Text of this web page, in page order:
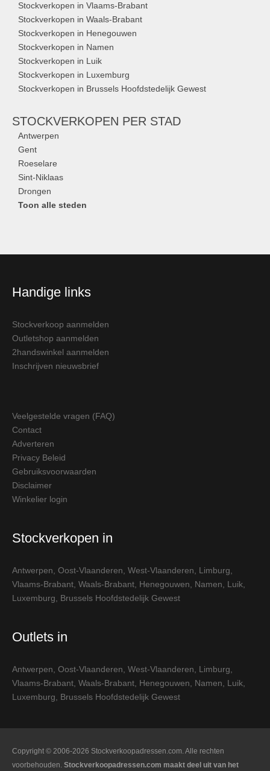
Stockverkopen in Vlaams-Brabant
Stockverkopen in Waals-Brabant
Stockverkopen in Henegouwen
Stockverkopen in Namen
Stockverkopen in Luik
Stockverkopen in Luxemburg
Stockverkopen in Brussels Hoofdstedelijk Gewest
STOCKVERKOPEN PER STAD
Antwerpen
Gent
Roeselare
Sint-Niklaas
Drongen
Toon alle steden
Handige links
Stockverkoop aanmelden
Outletshop aanmelden
2handswinkel aanmelden
Inschrijven nieuwsbrief
Veelgestelde vragen (FAQ)
Contact
Adverteren
Privacy Beleid
Gebruiksvoorwaarden
Disclaimer
Winkelier login
Stockverkopen in
Antwerpen Oost-Vlaanderen West-Vlaanderen Limburg
Vlaams-Brabant Waals-Brabant Henegouwen Namen Luik
Luxemburg
Brussels Hoofdstedelijk Gewest
Outlets in
Antwerpen Oost-Vlaanderen West-Vlaanderen Limburg
Vlaams-Brabant Waals-Brabant Henegouwen Namen Luik
Luxemburg
Brussels Hoofdstedelijk Gewest
Copyright © 2006-2026 Stockverkoopadressen.com. Alle rechten
voorbehouden. Stockverkoopadressen.com maakt deel uit van het